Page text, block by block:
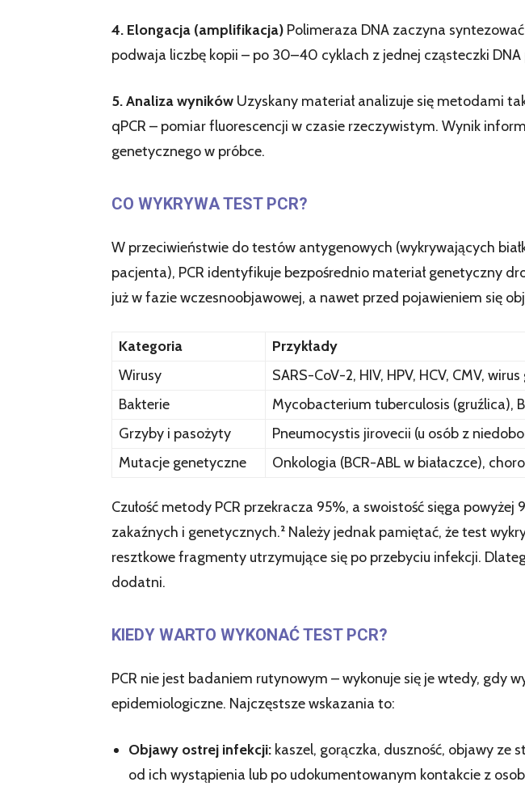
4. Elongacja (amplifikacja) Polimeraza DNA zaczyna
podwaja liczbę kopii – po 30–40 cyklach z jednej cząsteczki
5. Analiza wyników Uzyskany materiał analizuje się metodami
qPCR – pomiar fluorescencji w czasie rzeczywistym. Wynik
genetycznego w próbce.
CO WYKRYWA TEST PCR?
W przeciwieństwie do testów antygenowych (wykrywających
pacjenta), PCR identyfikuje bezpośrednio materiał genetyczny
już w fazie wczesnoobjawowej, a nawet przed pojawieniem się
Kategoria
Przykłady
Wirusy
SARS-CoV-2, HIV, HPV, HCV, CMV,
Bakterie
Mycobacterium tuberculosis (gruźlica),
Grzyby i pasożyty
Pneumocystis jirovecii (u osób z
Mutacje genetyczne
Onkologia (BCR-ABL w białaczce),
Czułość metody PCR przekracza 95%, a swoistość sięga powyżej
zakaźnych i genetycznych.² Należy jednak pamiętać, że test
resztkowe fragmenty utrzymujące się po przebyciu infekcji.
dodatni.
KIEDY WARTO WYKONAĆ TEST PCR?
PCR nie jest badaniem rutynowym – wykonuje się je wtedy, gdy
epidemiologiczne. Najczęstsze wskazania to:
Objawy ostrej infekcji: kaszel, gorączka, duszność, objawy ze
od ich wystąpienia lub po udokumentowanym kontakcie z